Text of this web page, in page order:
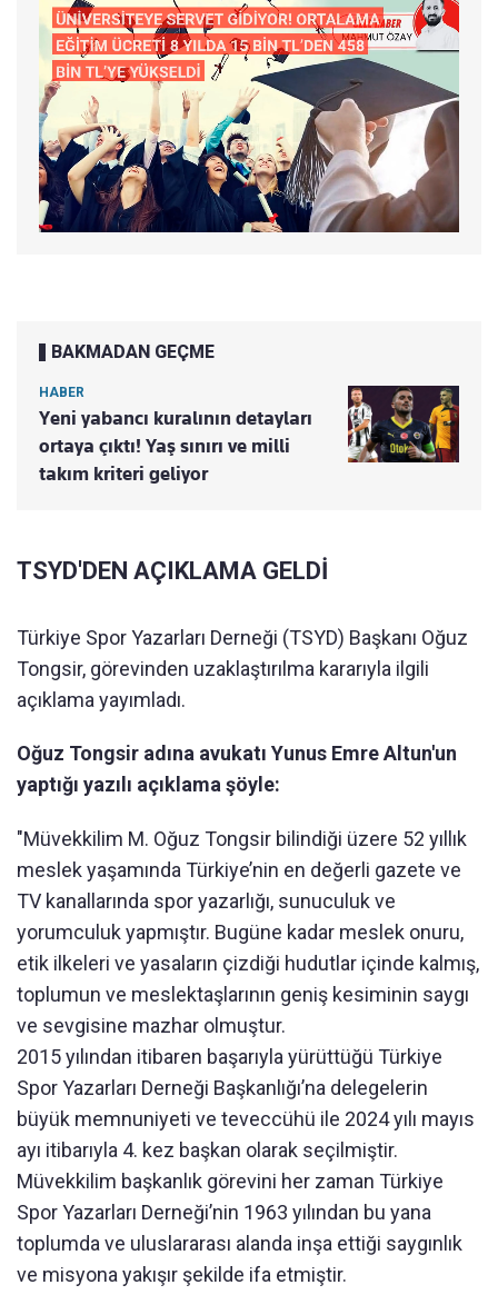
BAKMADAN GEÇME
HABER
Yeni yabancı kuralının detayları
ortaya çıktı! Yaş sınırı ve milli
takım kriteri geliyor
TSYD'DEN AÇIKLAMA GELDİ
Türkiye Spor Yazarları Derneği (TSYD) Başkanı Oğuz
Tongsir, görevinden uzaklaştırılma kararıyla ilgili
açıklama yayımladı.
Oğuz Tongsir adına avukatı Yunus Emre Altun'un
yaptığı yazılı açıklama şöyle:
"Müvekkilim M. Oğuz Tongsir bilindiği üzere 52 yıllık
meslek yaşamında Türkiye’nin en değerli gazete ve
TV kanallarında spor yazarlığı, sunuculuk ve
yorumculuk yapmıştır. Bugüne kadar meslek onuru,
etik ilkeleri ve yasaların çizdiği hudutlar içinde kalmış,
toplumun ve meslektaşlarının geniş kesiminin saygı
ve sevgisine mazhar olmuştur.
2015 yılından itibaren başarıyla yürüttüğü Türkiye
Spor Yazarları Derneği Başkanlığı’na delegelerin
büyük memnuniyeti ve teveccühü ile 2024 yılı mayıs
ayı itibarıyla 4. kez başkan olarak seçilmiştir.
Müvekkilim başkanlık görevini her zaman Türkiye
Spor Yazarları Derneği’nin 1963 yılından bu yana
toplumda ve uluslararası alanda inşa ettiği saygınlık
ve misyona yakışır şekilde ifa etmiştir.